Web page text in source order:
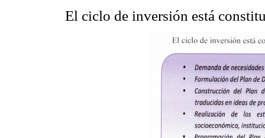
El ciclo de inversión está